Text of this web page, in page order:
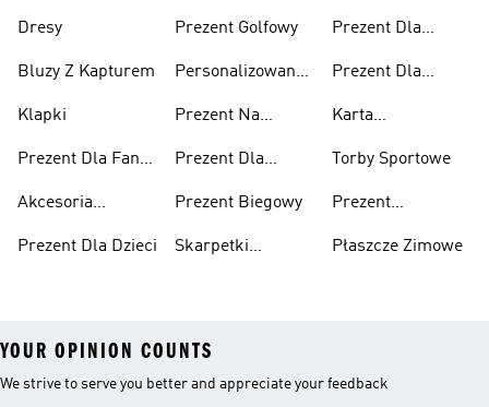
Dresy
Bluzy Z Kapturem
Klapki
Prezent Dla Fana
Akcesoria
Prezent Dla Dzieci
Prezent Golfowy
Personalizowane
Prezent Na
Prezent Dla
Prezent Biegowy
Skarpetki
Prezent Dla
Prezent Dla
Karta
adidas
Torby Sportowe
Prezent
Płaszcze Zimowe
YOUR OPINION COUNTS
We strive to serve you better and appreciate your feedback